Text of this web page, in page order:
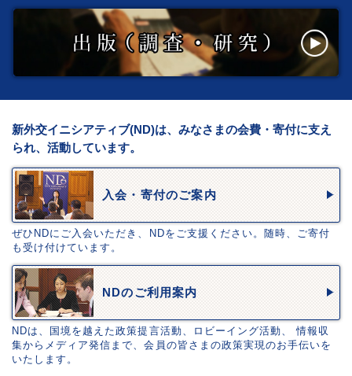
新外交イニシアティブ(ND)は、みなさまの会費・寄付に支え
られ、活動しています。
入会・寄付のご案内
ぜひNDにご入会いただき、NDをご支援ください。随時、ご寄付
も受け付けています。
NDのご利用案内
NDは、国境を越えた政策提言活動、ロビーイング活動、 情報収
集からメディア発信まで、会員の皆さまの政策実現のお手伝いを
いたします。